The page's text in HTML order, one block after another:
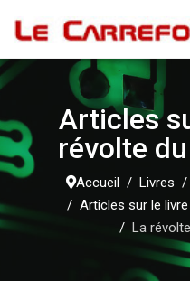
Articles
révolte
Accueil Livres
Articles sur le
La